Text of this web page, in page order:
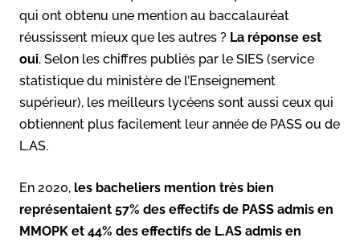
qui ont obtenu une mention au baccalauréat
réussissent mieux que les autres ? La réponse est
oui. Selon les chiffres publiés par le SIES (service
statistique du ministère de l’Enseignement
supérieur), les meilleurs lycéens sont aussi ceux qui
obtiennent plus facilement leur année de PASS ou de
L.AS.
En 2020, les bacheliers mention très bien
représentaient 57% des effectifs de PASS admis en
MMOPK et 44% des effectifs de L.AS admis en